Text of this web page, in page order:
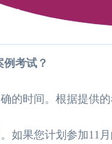
考试？
的时间。根据提供
如果您计划参加11